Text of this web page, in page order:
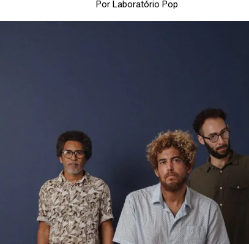
Por Laboratório Pop